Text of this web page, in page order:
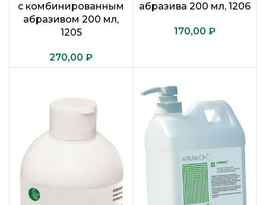
с комбинированным
абразивом 200 мл,
1205
₽
абразива 200 мл, 1206
₽